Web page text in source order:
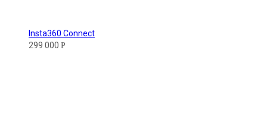
Insta360 Connect
299 000 Р